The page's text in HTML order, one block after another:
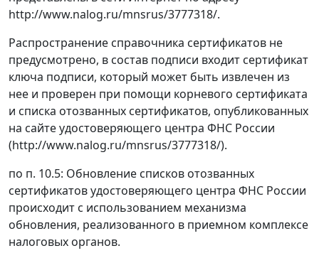
http://www.nalog.ru/mnsrus/3777318/.
Распространение справочника сертификатов не
предусмотрено, в состав подписи входит сертификат
ключа подписи, который может быть извлечен из
нее и проверен при помощи корневого сертификата
и списка отозванных сертификатов, опубликованных
на сайте удостоверяющего центра ФНС России
(http://www.nalog.ru/mnsrus/3777318/).
по п. 10.5: Обновление списков отозванных
сертификатов удостоверяющего центра ФНС России
происходит с использованием механизма
обновления, реализованного в приемном комплексе
налоговых органов.